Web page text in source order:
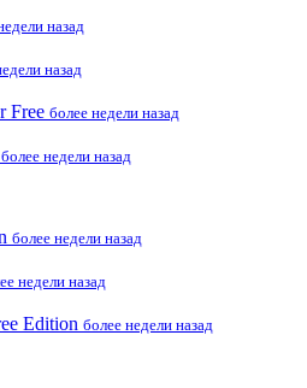
назад
назад
Free более недели назад
более недели назад
более недели назад
недели назад
Edition более недели назад